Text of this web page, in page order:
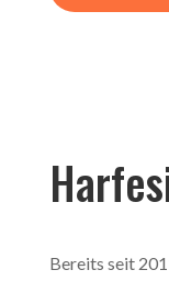
Bereits seit